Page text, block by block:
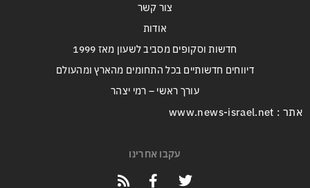
צור קשר
אודות
חדשות וסקופים מסביב לשעון מאז 1999
דיווחים חדשותיים בכל התחומים מהארץ ומהעולם
עורך ראשי – רמי יצהר
אתר : www.news-israel.net
עקבו אחרינו